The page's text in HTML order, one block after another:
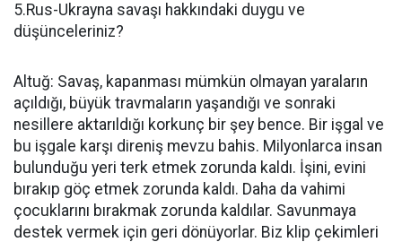
5.Rus-Ukrayna savaşı hakkındaki duygu ve
düşünceleriniz?
Altuğ: Savaş, kapanması mümkün olmayan yaraların
açıldığı, büyük travmaların yaşandığı ve sonraki
nesillere aktarıldığı korkunç bir şey bence. Bir işgal ve
bu işgale karşı direniş mevzu bahis. Milyonlarca insan
bulunduğu yeri terk etmek zorunda kaldı. İşini, evini
bırakıp göç etmek zorunda kaldı. Daha da vahimi
çocuklarını bırakmak zorunda kaldılar. Savunmaya
destek vermek için geri dönüyorlar. Biz klip çekimleri